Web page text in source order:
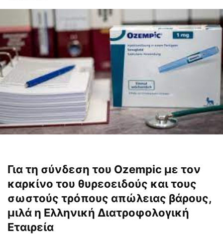
Για τη σύνδεση του Ozempic με τον
καρκίνο του θυρεοειδούς και τους
σωστούς τρόπους απώλειας βάρους,
μιλά η Ελληνική Διατροφολογική
Εταιρεία